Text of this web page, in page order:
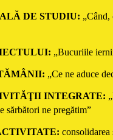
DE STUDIU: „Când,
„Bucuriile
„Ce ne aduce
INTEGRATE:
sărbători ne pregătim”
consolidarea